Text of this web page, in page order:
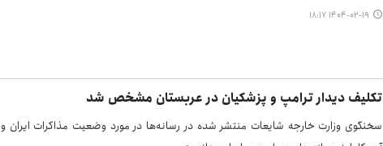
۱۴۰۴-۰۲-۱۹ ۱۸:۱۷
تکلیف دیدار ترامپ و پزشکیان در عربستان مشخص شد
سخنگوی وزارت خارجه شایعات منتشر شده در رسانه‌ها در مورد وضعیت مذاکرات ایران و